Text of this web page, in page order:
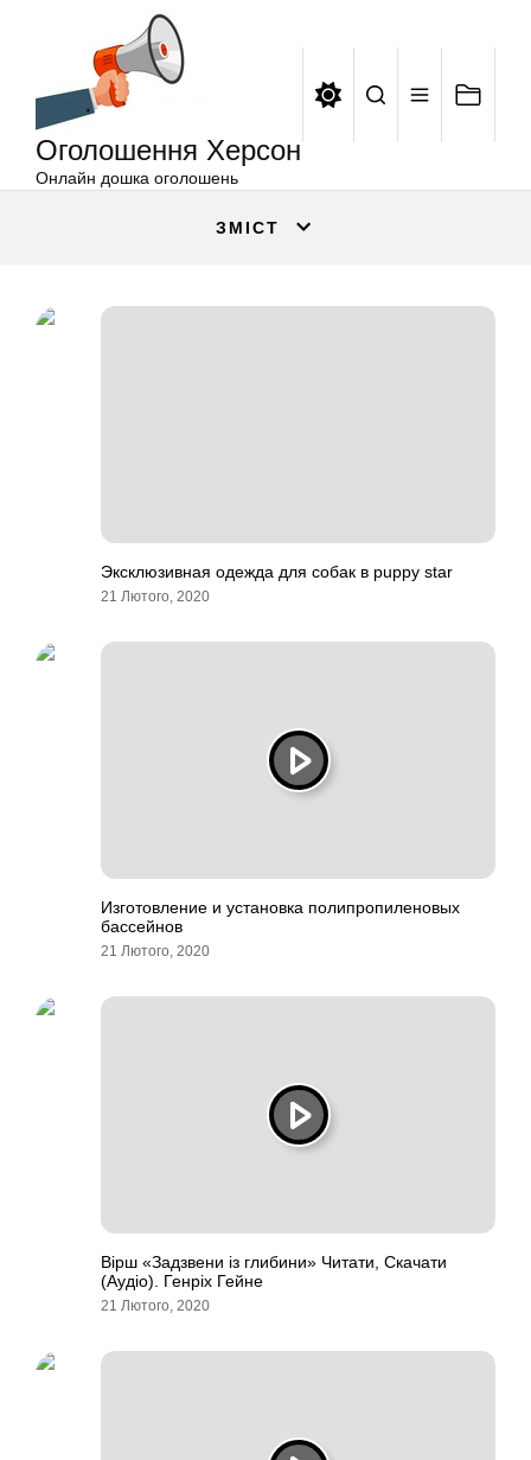
Оголошення Херсон
Онлайн дошка оголошень
ЗМІСТ
Эксклюзивная одежда для собак в puppy star
21 Лютого, 2020
Изготовление и установка полипропиленовых
бассейнов
21 Лютого, 2020
Вірш «Задзвени із глибини» Читати, Скачати
(Аудіо). Генріх Гейне
21 Лютого, 2020